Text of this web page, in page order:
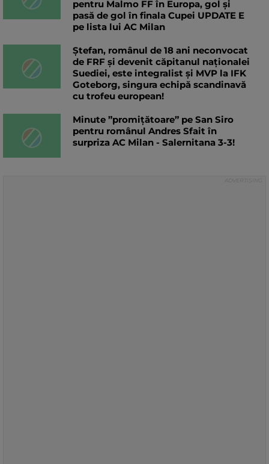
pentru Malmo FF în Europa, gol și
pasă de gol în finala Cupei UPDATE E
pe lista lui AC Milan
Ștefan, românul de 18 ani neconvocat
de FRF și devenit căpitanul naționalei
Suediei, este integralist și MVP la IFK
Goteborg, singura echipă scandinavă
cu trofeu european!
Minute ”promițătoare” pe San Siro
pentru românul Andres Sfait în
surpriza AC Milan - Salernitana 3-3!